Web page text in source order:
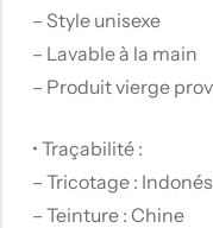
– Style unisexe
– Lavable à la main
– Produit vierge
• Traçabilité :
– Tricotage :
– Teinture : Chine